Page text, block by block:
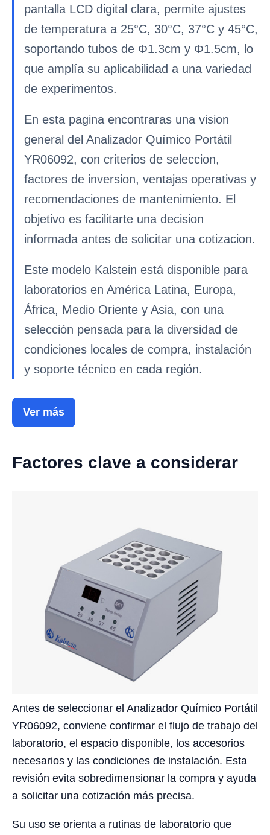
pantalla LCD digital clara, permite ajustes
de temperatura a 25°C, 30°C, 37°C y 45°C,
soportando tubos de Φ1.3cm y Φ1.5cm, lo
que amplía su aplicabilidad a una variedad
de experimentos.
En esta pagina encontraras una vision
general del Analizador Químico Portátil
YR06092, con criterios de seleccion,
factores de inversion, ventajas operativas y
recomendaciones de mantenimiento. El
objetivo es facilitarte una decision
informada antes de solicitar una cotizacion.
Este modelo Kalstein está disponible para
laboratorios en América Latina, Europa,
África, Medio Oriente y Asia, con una
selección pensada para la diversidad de
condiciones locales de compra, instalación
y soporte técnico en cada región.
Ver más
Factores clave a considerar
Antes de seleccionar el Analizador Químico Portátil
YR06092, conviene confirmar el flujo de trabajo del
laboratorio, el espacio disponible, los accesorios
necesarios y las condiciones de instalación. Esta
revisión evita sobredimensionar la compra y ayuda
a solicitar una cotización más precisa.
Su uso se orienta a rutinas de laboratorio que